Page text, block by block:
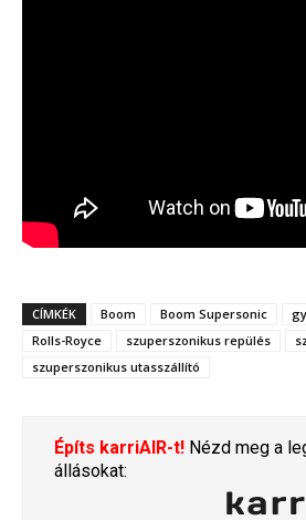
CÍMKÉK Boom Boom Supersonic
Rolls-Royce
szuperszonikus repülés
szuperszonikus utasszállító
Építs karriAIR-t! Nézd meg a
állásokat: